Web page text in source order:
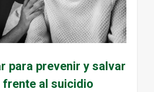
para prevenir y salvar
frente al suicidio